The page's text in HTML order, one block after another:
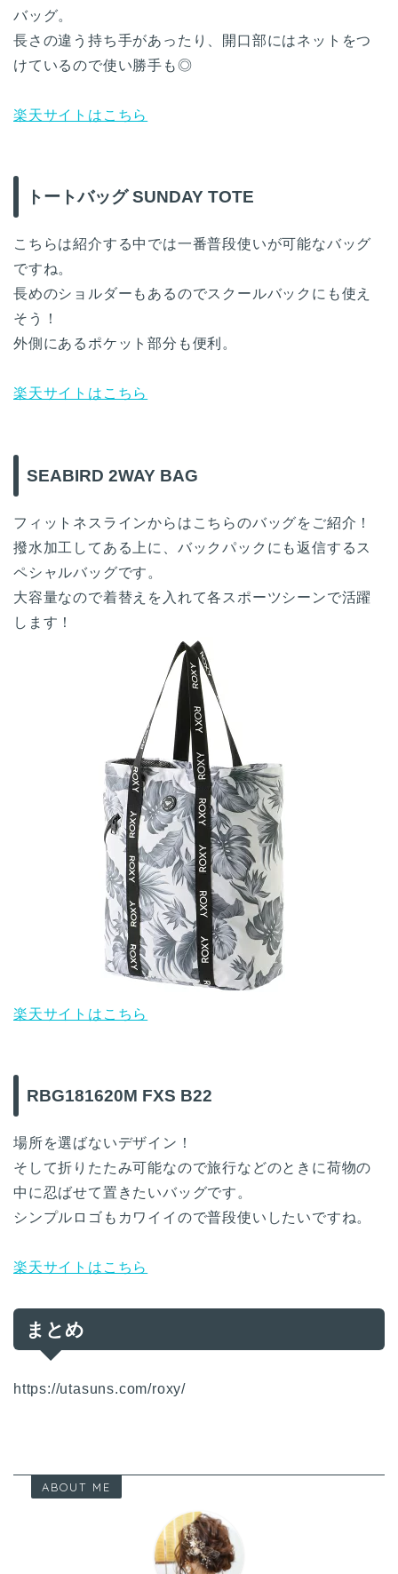
バッグ。
長さの違う持ち手があったり、開口部にはネットをつ
けているので使い勝手も◎
楽天サイトはこちら
トートバッグ SUNDAY TOTE
こちらは紹介する中では一番普段使いが可能なバッグ
ですね。
長めのショルダーもあるのでスクールバックにも使え
そう！
外側にあるポケット部分も便利。
楽天サイトはこちら
SEABIRD 2WAY BAG
フィットネスラインからはこちらのバッグをご紹介！
撥水加工してある上に、バックパックにも返信するス
ペシャルバッグです。
大容量なので着替えを入れて各スポーツシーンで活躍
します！
楽天サイトはこちら
RBG181620M FXS B22
場所を選ばないデザイン！
そして折りたたみ可能なので旅行などのときに荷物の
中に忍ばせて置きたいバッグです。
シンプルロゴもカワイイので普段使いしたいですね。
楽天サイトはこちら
まとめ
https://utasuns.com/roxy/
ABOUT ME